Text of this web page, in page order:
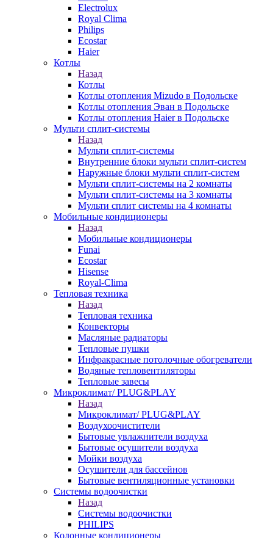
Electrolux
Royal Clima
Philips
Ecostar
Haier
Котлы
Назад
Котлы
Котлы отопления Mizudo в Подольске
Котлы отопления Эван в Подольске
Котлы отопления Haier в Подольске
Мульти сплит-системы
Назад
Мульти сплит-системы
Внутренние блоки мульти сплит-систем
Наружные блоки мульти сплит-систем
Мульти сплит-системы на 2 комнаты
Мульти сплит-системы на 3 комнаты
Мульти сплит системы на 4 комнаты
Мобильные кондиционеры
Назад
Мобильные кондиционеры
Funai
Ecostar
Hisense
Royal-Clima
Тепловая техника
Назад
Тепловая техника
Конвекторы
Масляные радиаторы
Тепловые пушки
Инфракрасные потолочные обогреватели
Водяные тепловентиляторы
Тепловые завесы
Микроклимат/ PLUG&PLAY
Назад
Микроклимат/ PLUG&PLAY
Воздухоочистители
Бытовые увлажнители воздуха
Бытовые осушители воздуха
Мойки воздуха
Осушители для бассейнов
Бытовые вентиляционные установки
Системы водоочистки
Назад
Системы водоочистки
PHILIPS
Колонные кондиционеры